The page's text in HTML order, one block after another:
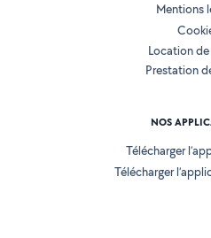
Mentions
Location
Prestation
NOS
Télécharger
Télécharger